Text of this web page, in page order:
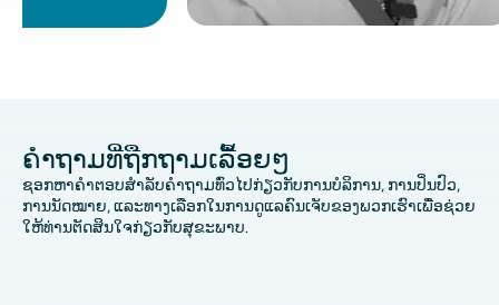
ຄໍາ​ຖາມ​ທີ່​ຖືກ​ຖາມ​ເລື້ອຍໆ
ຊອກຫາຄຳຕອບສຳລັບຄຳຖາມທົ່ວໄປກ່ຽວກັບການບໍລິການ, ການປິ່ນປົວ,
ການນັດໝາຍ, ແລະທາງເລືອກໃນການດູແລຄົນເຈັບຂອງພວກເຮົາເພື່ອຊ່ວຍ
ໃຫ້ທ່ານຕັດສິນໃຈກ່ຽວກັບສຸຂະພາບ.